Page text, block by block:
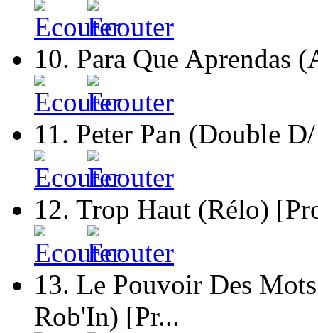
10. Para Que Aprendas
11. Peter Pan (Double
12. Trop Haut (Rélo)
13. Le Pouvoir Des
Rob'In) [Pr...